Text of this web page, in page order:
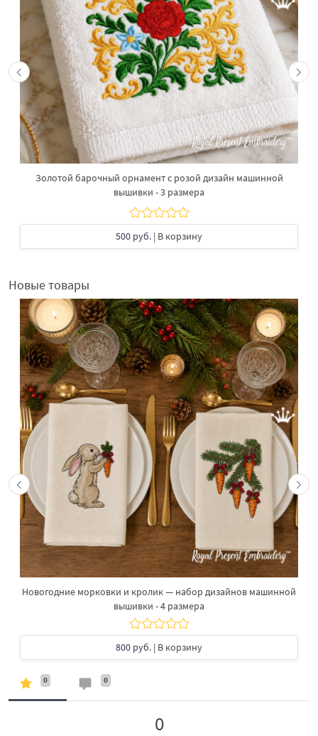
Золотой барочный орнамент с розой дизайн машинной
вышивки - 3 размера
500 руб. | В корзину
Новые товары
Новогодние морковки и кролик — набор дизайнов машинной
вышивки - 4 размера
800 руб. | В корзину
0 0
0